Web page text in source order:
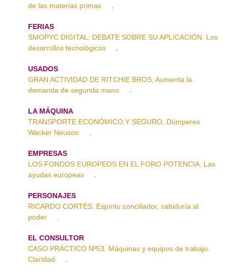
de las materias primas
FERIAS
SMOPYC DIGITAL, DEBATE SOBRE SU APLICACIÓN. Los
desarrollos tecnológicos
USADOS
GRAN ACTIVIDAD DE RITCHIE BROS. Aumenta la
demanda de segunda mano
LA MÁQUINA
TRANSPORTE ECONÓMICO Y SEGURO. Dúmperes
Wacker Neuson
EMPRESAS
LOS FONDOS EUROPEOS EN EL FORO POTENCIA. Las
ayudas europeas
PERSONAJES
RICARDO CORTÉS. Espíritu conciliador, sabiduría al
poder
EL CONSULTOR
CASO PRÁCTICO Nº53. Máquinas y equipos de trabajo.
Claridad